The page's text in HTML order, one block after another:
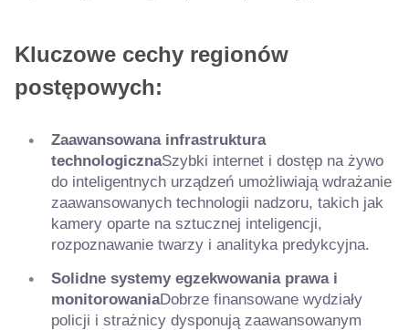
Kluczowe cechy regionów
postępowych:
Zaawansowana infrastruktura
technologicznaSzybki internet i dostęp na żywo
do inteligentnych urządzeń umożliwiają wdrażanie
zaawansowanych technologii nadzoru, takich jak
kamery oparte na sztucznej inteligencji,
rozpoznawanie twarzy i analityka predykcyjna.
Solidne systemy egzekwowania prawa i
monitorowaniaDobrze finansowane wydziały
policji i strażnicy dysponują zaawansowanym